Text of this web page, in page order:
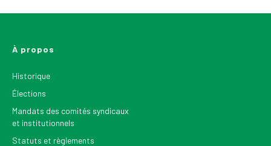
À propos
Historique
Élections
Mandats des comités syndicaux
et institutionnels
Statuts et règlements